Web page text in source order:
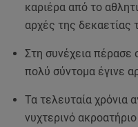
καριέρα από το
αρχές της δεκαετίας
Στη συνέχεια πέρασε
πολύ σύντομα έγινε
Τα τελευταία χρόνια
νυχτερινό